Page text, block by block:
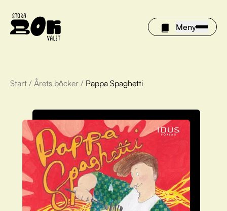
Meny
Årets böcker
Om Stora bokvalet
Olivia tipsar
Vinnare
FAQ
Start / Årets böcker / Pappa Spaghetti